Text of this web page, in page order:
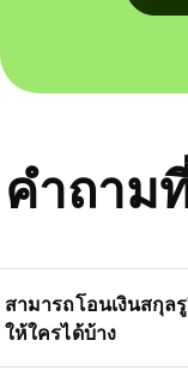
คำถาม
สามารถโอนเงินสกุล
ให้ใครได้บ้าง